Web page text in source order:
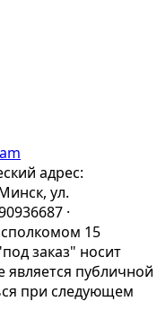
городе, ездит на дачу,
можно быстро
даже если
задачи. Чип — это
в клинике
для собак
человек нашел
увидел способ
воспринимать эти
чип для
мгновенного
адрес:
ул.
·
15
заказ" носит
публичной
при следующем